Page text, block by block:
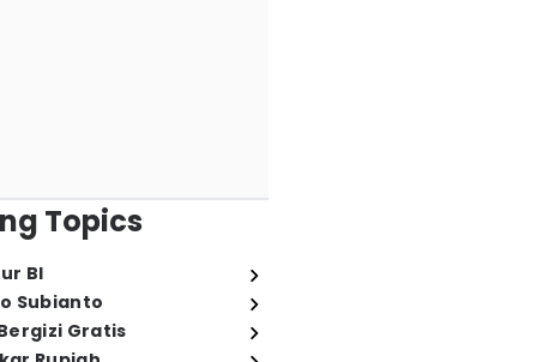
Topics
BI
Subianto
Gratis